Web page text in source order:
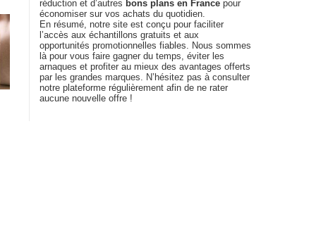
réduction et d’autres bons plans en France pour
économiser sur vos achats du quotidien.
En résumé, notre site est conçu pour faciliter
l’accès aux échantillons gratuits et aux
opportunités promotionnelles fiables. Nous sommes
là pour vous faire gagner du temps, éviter les
arnaques et profiter au mieux des avantages offerts
par les grandes marques. N’hésitez pas à consulter
notre plateforme régulièrement afin de ne rater
aucune nouvelle offre !